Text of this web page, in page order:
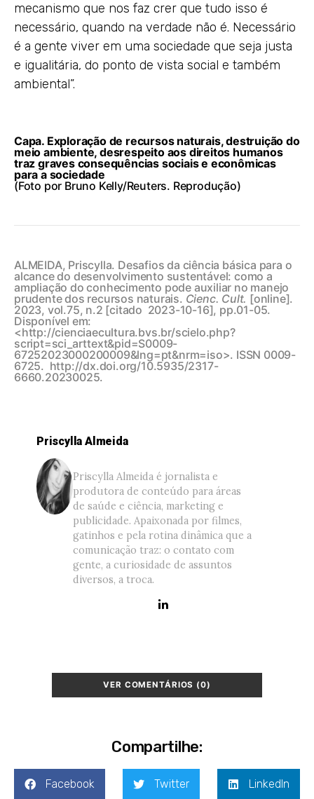
mecanismo que nos faz crer que tudo isso é
necessário, quando na verdade não é. Necessário
é a gente viver em uma sociedade que seja justa
e igualitária, do ponto de vista social e também
ambiental”.
Capa. Exploração de recursos naturais, destruição do
meio ambiente, desrespeito aos direitos humanos
traz graves consequências sociais e econômicas
para a sociedade
(Foto por Bruno Kelly/Reuters. Reprodução)
ALMEIDA, Priscylla. Desafios da ciência básica para o
alcance do desenvolvimento sustentável: como a
ampliação do conhecimento pode auxiliar no manejo
prudente dos recursos naturais. Cienc. Cult. [online].
2023, vol.75, n.2 [citado 2023-10-16], pp.01-05.
Disponível em:
<http://cienciaecultura.bvs.br/scielo.php?
script=sci_arttext&pid=S0009-
67252023000200009&lng=pt&nrm=iso>. ISSN 0009-
6725. http://dx.doi.org/10.5935/2317-
6660.20230025.
Priscylla Almeida
Priscylla Almeida é jornalista e
produtora de conteúdo para áreas
de saúde e ciência, marketing e
publicidade. Apaixonada por filmes,
gatinhos e pela rotina dinâmica que a
comunicação traz: o contato com
gente, a curiosidade de assuntos
diversos, a troca.
VER COMENTÁRIOS (0)
Compartilhe:
Facebook Twitter LinkedIn